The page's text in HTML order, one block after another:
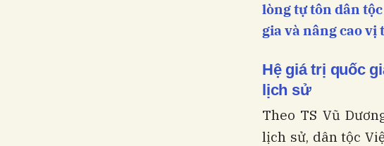
lòng tự tôn dân
gia và nâng cao
Hệ giá trị quốc
lịch sử
Theo TS Vũ
lịch sử, dân tộc